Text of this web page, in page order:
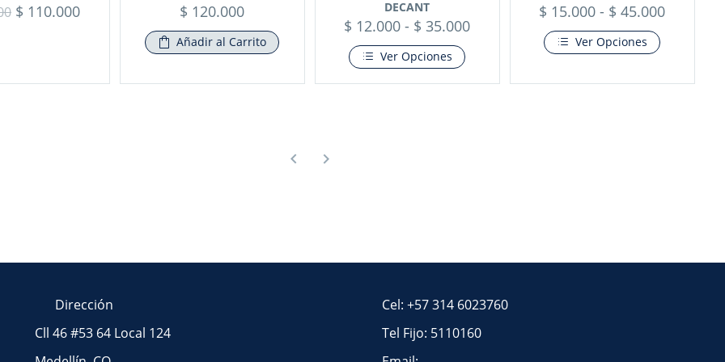
$ 110.000 $ 120.000
Añadir al Carrito
DECANT
$ 12.000 - $ 35.000
Ver Opciones
$ 15.000 - $ 45.000
Ver Opciones
Dirección
Cll 46 #53 64 Local 124
Cel: +57 314 6023760
Tel Fijo: 5110160